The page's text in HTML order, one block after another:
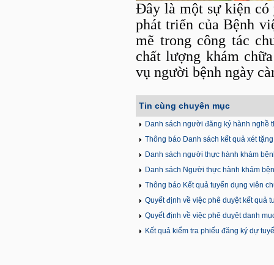
Đây là một sự kiện có
phát triển của Bệnh
mẽ trong công tác
chất lượng khám
vụ người bệnh ngày
Tin cùng chuyên mục
Danh sách người đăng ký hành nghề
Thông báo Danh sách kết quả xét
Danh sách người thực hành khám
Danh sách Người thực hành khám
Thông báo Kết quả tuyển dụng viên
Quyết định về việc phê duyệt kết quả
Quyết định về việc phê duyệt danh
năm 2025
Kết quả kiểm tra phiếu đăng ký dự